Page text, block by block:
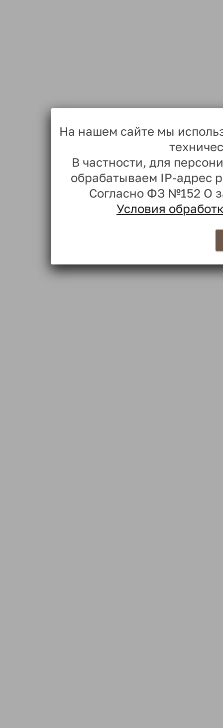
На нашем сайте мы
В частности, для
обрабатываем IP-адрес
Согласно ФЗ №152 О
Условия